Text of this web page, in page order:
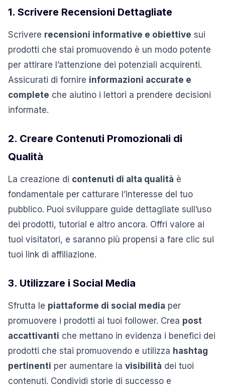
1. Scrivere Recensioni Dettagliate
Scrivere recensioni informative e obiettive sui
prodotti che stai promuovendo è un modo potente
per attirare l’attenzione dei potenziali acquirenti.
Assicurati di fornire informazioni accurate e
complete che aiutino i lettori a prendere decisioni
informate.
2. Creare Contenuti Promozionali di
Qualità
La creazione di contenuti di alta qualità è
fondamentale per catturare l’interesse del tuo
pubblico. Puoi sviluppare guide dettagliate sull’uso
dei prodotti, tutorial e altro ancora. Offri valore ai
tuoi visitatori, e saranno più propensi a fare clic sui
tuoi link di affiliazione.
3. Utilizzare i Social Media
Sfrutta le piattaforme di social media per
promuovere i prodotti ai tuoi follower. Crea post
accattivanti che mettano in evidenza i benefici dei
prodotti che stai promuovendo e utilizza hashtag
pertinenti per aumentare la visibilità dei tuoi
contenuti. Condividi storie di successo e